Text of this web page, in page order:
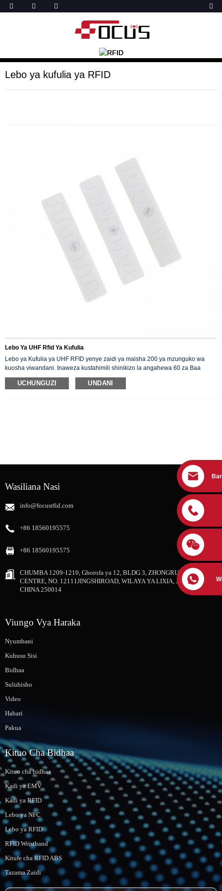
Lebo ya kufulia ya RFID
Lebo Ya UHF Rfid Ya Kufulia
Lebo ya Kufulia ya UHF RFID yenye zaidi ya maisha 200 ya mzunguko wa
kuosha viwandani. Inaweza kustahimili shinikizo la angahewa 60 za Baa
katika viwanda, nguo za kazi na programu za kuosha za matibabu na
utendakazi thabiti na unaotegemeka wa RF. Njia nyingi za ufungaji
UCHUNGUZI UNDANI
Wasiliana Nasi
info@focusrfid.com
+86 18560195575
+86 18560195575
CHUMBA 1209-1210, Ghorofa ya 12, BLDG 3, ZHONGRUNG SHIJI
CENTRE, NO. 12111JINGSHIROAD, WILAYA YA LIXIA, JINAN CITY,
CHINA 250014
Viungo Vya Haraka
Nyumbani
Kuhusu Sisi
Bidhaa
Suluhisho
Video
Habari
Pakua
Kituo Cha Bidhaa
Kituo cha bidhaa
Kadi ya EMV
Kadi ya RFID
Lebo ya NFC
Lebo ya RFID
RFID Wristband
Kitufe cha RFID ABS
Tazama Zaidi